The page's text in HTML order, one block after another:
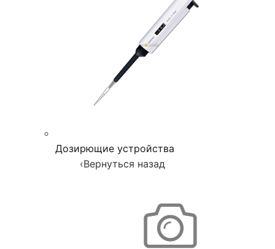
Дозирющие устройства
‹Вернуться назад